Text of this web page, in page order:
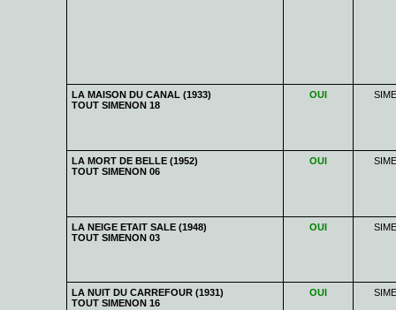
LA MAISON DU CANAL (1933)
TOUT SIMENON 18
OUI
LA MORT DE BELLE (1952)
TOUT SIMENON 06
OUI
LA NEIGE ETAIT SALE (1948)
TOUT SIMENON 03
OUI
LA NUIT DU CARREFOUR (1931)
TOUT SIMENON 16
OUI